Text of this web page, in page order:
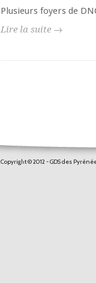
Plusieurs foyers de
Lire la suite →
Copyright © 2012 - GDS des